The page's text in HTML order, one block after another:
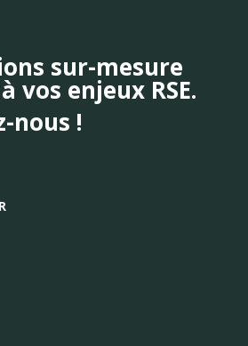
sur-mesure
à vos enjeux RSE.
nous !